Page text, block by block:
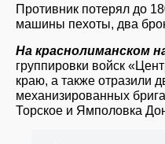
Противник потерял до
машины пехоты, два
На краснолиманском
группировки войск
краю, а также отразили
механизированных
Торское и Ямполовка